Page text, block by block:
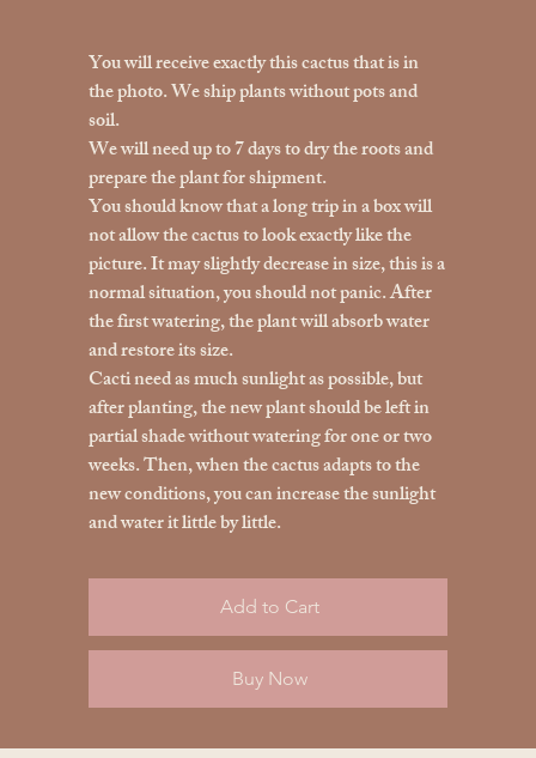
You will receive exactly this cactus that is in
the photo. We ship plants without pots and
soil.
We will need up to 7 days to dry the roots and
prepare the plant for shipment.
You should know that a long trip in a box will
not allow the cactus to look exactly like the
picture. It may slightly decrease in size, this is a
normal situation, you should not panic. After
the first watering, the plant will absorb water
and restore its size.
Cacti need as much sunlight as possible, but
after planting, the new plant should be left in
partial shade without watering for one or two
weeks. Then, when the cactus adapts to the
new conditions, you can increase the sunlight
and water it little by little.
Add to Cart
Buy Now